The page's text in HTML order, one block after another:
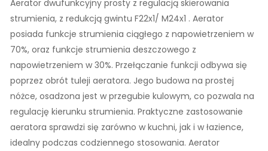
Aerator dwufunkcyjny prosty z regulacją skierowania
strumienia, z redukcją gwintu F22x1/ M24x1 . Aerator
posiada funkcje strumienia ciągłego z napowietrzeniem w
70%, oraz funkcje strumienia deszczowego z
napowietrzeniem w 30%. Przełączanie funkcji odbywa się
poprzez obrót tuleji aeratora. Jego budowa na prostej
nóżce, osadzona jest w przegubie kulowym, co pozwala na
regulację kierunku strumienia. Praktyczne zastosowanie
aeratora sprawdzi się zarówno w kuchni, jak i w łazience,
idealny podczas codziennego stosowania. Aerator